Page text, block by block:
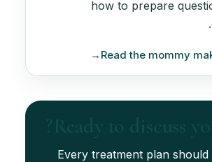
how to prepare
Read the mommy
→
Every treatment plan